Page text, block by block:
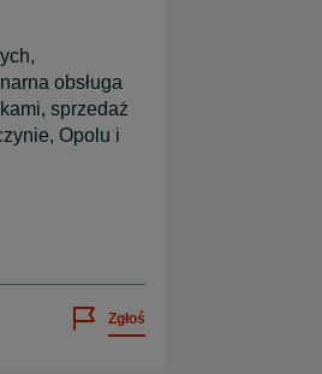
obsługa
sprzedaż
Opolu i
Zgłoś